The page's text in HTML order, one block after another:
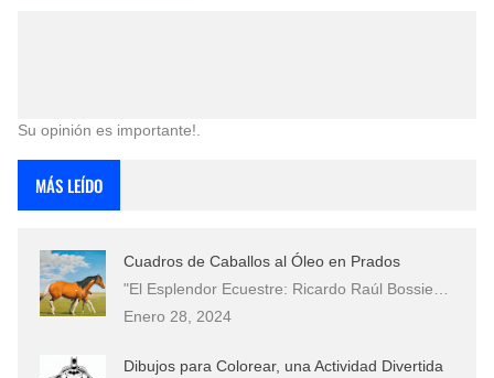
Su opinión es importante!.
MÁS LEÍDO
Cuadros de Caballos al Óleo en Prados
"El Esplendor Ecuestre: Ricardo Raúl Bossie…
Enero 28, 2024
Dibujos para Colorear, una Actividad Divertida